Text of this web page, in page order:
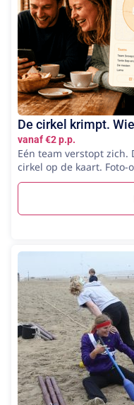
De cirkel krimpt.
vanaf €2 p.p.
Eén team verstopt zich.
cirkel op de kaart. Foto-